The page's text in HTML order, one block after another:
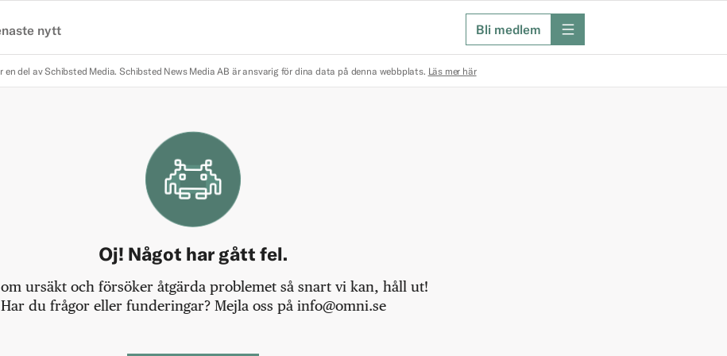
nytt Bli medlem meny
en del av Schibsted Media. Schibsted News Media AB är ansvarig för dina data på denna webbplats. Läs mer här
Oj! Något har gått fel.
ursäkt och försöker åtgärda problemet så snart vi kan, håll ut!
Har du frågor eller funderingar? Mejla oss på info@omni.se